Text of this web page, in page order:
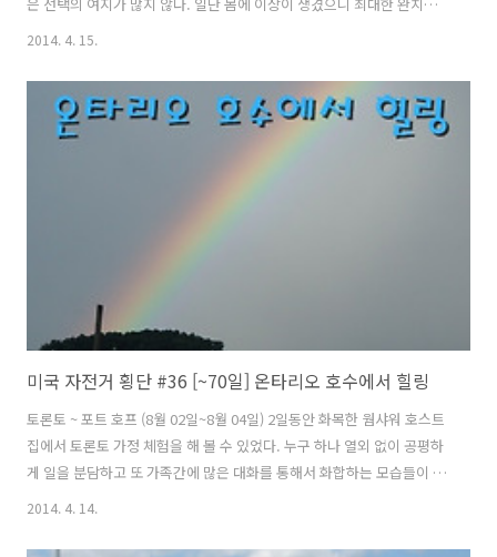
우선이기에 더는 생각할 것도 없이 기차를 타고 이동해야 겠다는 결론을
다. 아무튼 오늘 코버그(Cobourg)까지는 자전거를 타고 제시간에 가야
퀘백(Québec)까지 기차를 타고 갈 수 있다. 빨리 서둘러야 한다. 3일동
안 있으면서 정이 들었는데 이제 고양이들과도 헤어져야 한다. 처음 왔을
2014. 4. 15.
미국 자전거 횡단 #36 [~70일] 온타리오 호수에서 힐링
토론토 ~ 포트 호프 (8월 02일~8월 04일) 2일동안 화목한 웜샤워 호스트
집에서 토론토 가정 체험을 해 볼 수 있었다. 누구 하나 열외 없이 공평하
게 일을 분담하고 또 가족간에 많은 대화를 통해서 화합하는 모습들이 매
우 인상적이었다. 캐나다 국경을 넘어서 타고 왔던 워터프론트 트레일길
50km정도 되는 거리다. 토론토부터 오샤와까지는 열차를 타고 갈 예정
2014. 4. 14.